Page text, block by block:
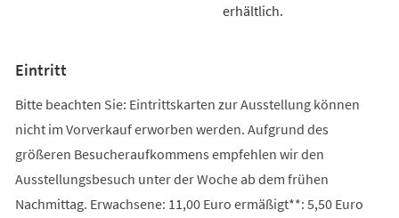
erhältlich.
Eintritt
Bitte beachten Sie: Eintrittskarten zur Ausstellung können
nicht im Vorverkauf erworben werden. Aufgrund des
größeren Besucheraufkommens empfehlen wir den
Ausstellungsbesuch unter der Woche ab dem frühen
Nachmittag. Erwachsene: 11,00 Euro ermäßigt**: 5,50 Euro